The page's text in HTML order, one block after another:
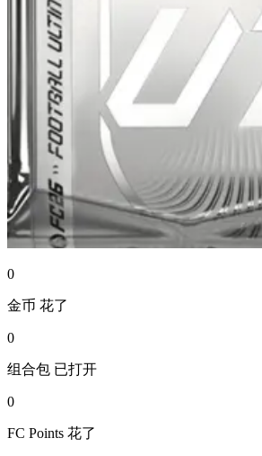
0
金币 花了
0
组合包 已打开
0
FC Points 花了